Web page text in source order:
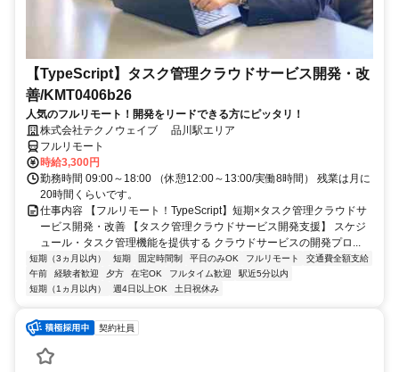
【TypeScript】タスク管理クラウドサービス開発・改
善/KMT0406b26
人気のフルリモート！開発をリードできる方にピッタリ！
株式会社テクノウェイブ 品川駅エリア
フルリモート
時給3,300円
勤務時間 09:00～18:00 （休憩12:00～13:00/実働8時間） 残業は月に
20時間くらいです。
仕事内容 【フルリモート！TypeScript】短期×タスク管理クラウドサ
ービス開発・改善 【タスク管理クラウドサービス開発支援】 スケジ
ュール・タスク管理機能を提供する クラウドサービスの開発プロ...
短期（3ヵ月以内） 短期 固定時間制 平日のみOK フルリモート
交通費全額支給
午前
経験者歓迎 夕方 在宅OK フルタイム歓迎
駅近5分以内
短期（1ヵ月以内）
週4日以上OK 土日祝休み
契約社員